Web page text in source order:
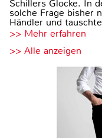
Schillers Glocke. In
solche Frage bisher
Händler und
>> Mehr erfahren
>> Alle anzeigen